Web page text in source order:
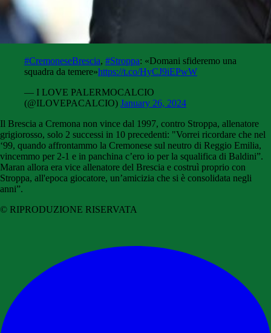
#CremoneseBrescia, #Stroppa: «Domani sfideremo una
squadra da temere»https://t.co/HyCJ9iEPwW
— I LOVE PALERMOCALCIO
(@ILOVEPACALCIO) January 26, 2024
Il Brescia a Cremona non vince dal 1997, contro Stroppa, allenatore
grigiorosso, solo 2 successi in 10 precedenti: "Vorrei ricordare che nel
‘99, quando affrontammo la Cremonese sul neutro di Reggio Emilia,
vincemmo per 2-1 e in panchina c’ero io per la squalifica di Baldini”.
Maran allora era vice allenatore del Brescia e costruì proprio con
Stroppa, all'epoca giocatore, un’amicizia che si è consolidata negli
anni”.
© RIPRODUZIONE RISERVATA